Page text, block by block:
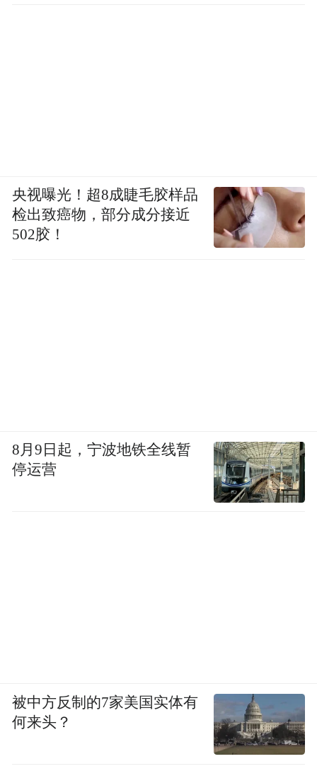
央视曝光！超8成睫毛胶样品
检出致癌物，部分成分接近
502胶！
8月9日起，宁波地铁全线暂
停运营
被中方反制的7家美国实体有
何来头？